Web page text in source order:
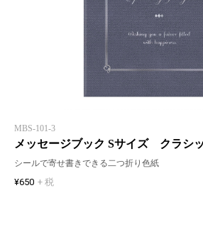
MBS-101-3
メッセージブック Sサイズ クラシ
シールで寄せ書きできる二つ折り色紙
¥650 + 税